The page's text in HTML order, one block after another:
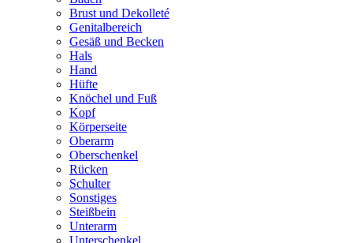
Brust und Dekolleté
Genitalbereich
Gesäß und Becken
Hals
Hand
Hüfte
Knöchel und Fuß
Kopf
Körperseite
Oberarm
Oberschenkel
Rücken
Schulter
Sonstiges
Steißbein
Unterarm
Unterschenkel